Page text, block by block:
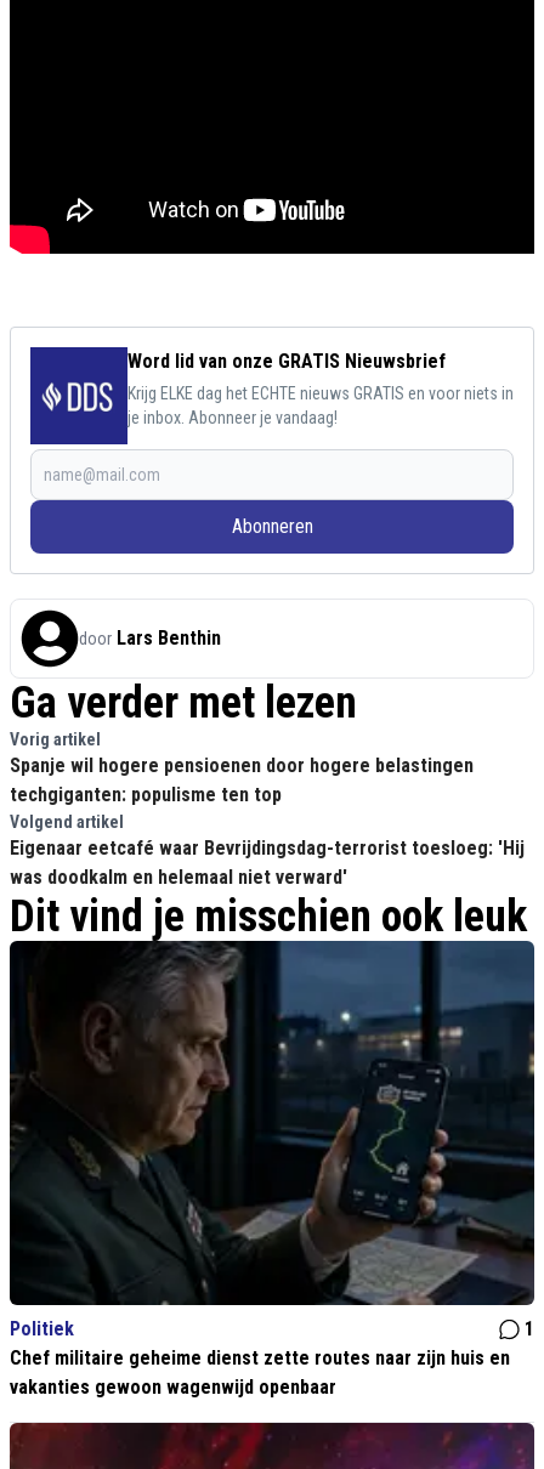
Word lid van onze GRATIS Nieuwsbrief
Krijg ELKE dag het ECHTE nieuws GRATIS en voor niets in
je inbox. Abonneer je vandaag!
Abonneren
door Lars Benthin
Ga verder met lezen
Vorig artikel
Spanje wil hogere pensioenen door hogere belastingen
techgiganten: populisme ten top
Volgend artikel
Eigenaar eetcafé waar Bevrijdingsdag-terrorist toesloeg: 'Hij
was doodkalm en helemaal niet verward'
Dit vind je misschien ook leuk
Politiek
1
Chef militaire geheime dienst zette routes naar zijn huis en
vakanties gewoon wagenwijd openbaar